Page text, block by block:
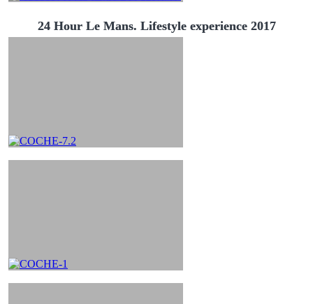
24 Hour Le Mans. Lifestyle experience 2017